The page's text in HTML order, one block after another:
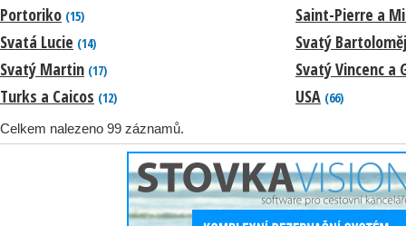
Portoriko (15)
Saint-Pierre a
Svatá Lucie (14)
Svatý Bartoloměj
Svatý Martin (17)
Svatý Vincenc a
Turks a Caicos (12) USA (66)
Celkem nalezeno 99 záznamů.